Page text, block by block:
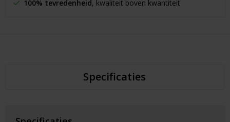
100% tevredenheid, kwaliteit boven kwantiteit
Specificaties